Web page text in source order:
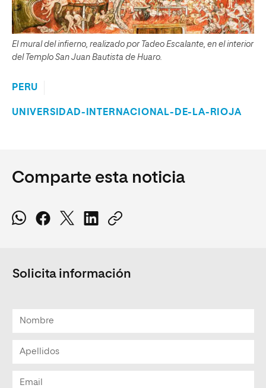
El mural del infierno, realizado por Tadeo Escalante, en el interior
del Templo San Juan Bautista de Huaro.
PERU
UNIVERSIDAD-INTERNACIONAL-DE-LA-RIOJA
Comparte esta noticia
Solicita información